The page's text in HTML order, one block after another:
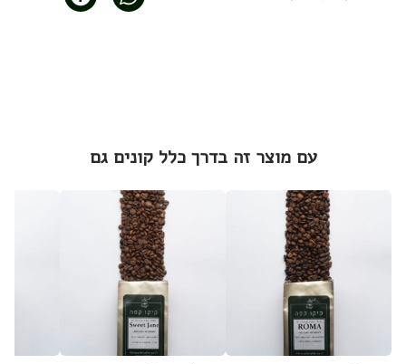
עם מוצר זה בדרך כלל קונים גם